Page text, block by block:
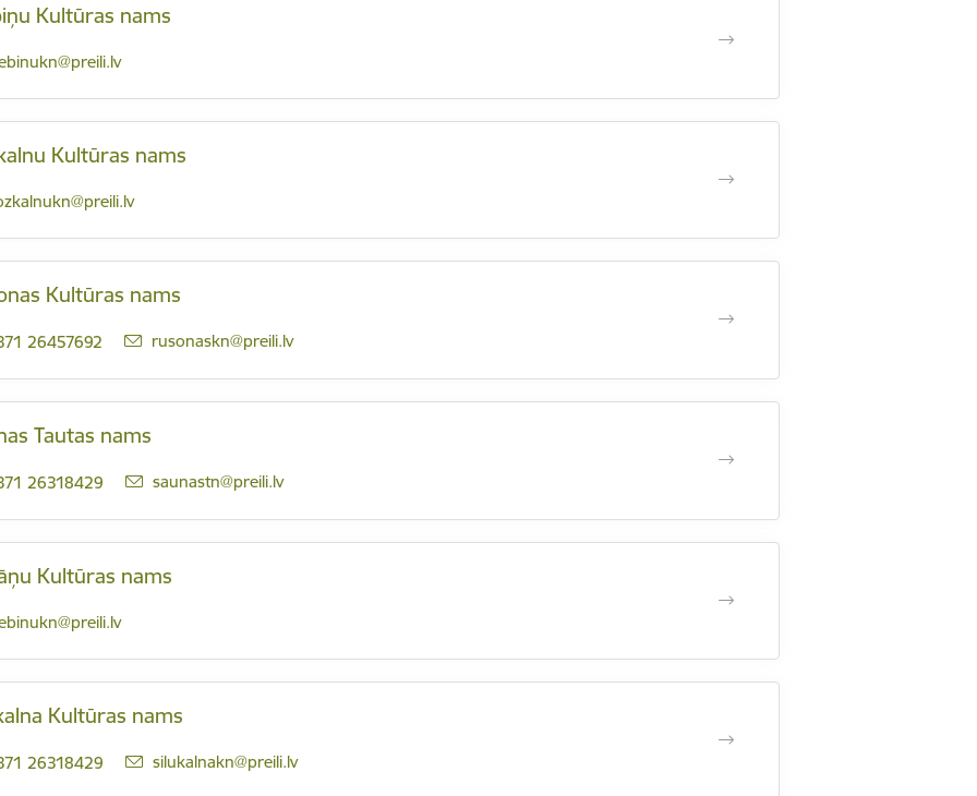
Kultūras nams
pasts:
Kultūras nams
pasts:
Kultūras nams
26457692 E-pasts:
rusonaskn@preili.lv
Tautas nams
26318429 E-pasts:
saunastn@preili.lv
Kultūras nams
pasts:
Kultūras nams
26318429 E-pasts:
silukalnakn@preili.lv